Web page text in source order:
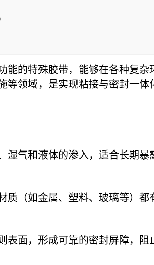
能的特殊胶带，能够在各种复
领域，是实现粘接与密封一体
气和液体的渗入，适合长期暴
（如金属、塑料、玻璃等）都
面，形成可靠的密封屏障，阻